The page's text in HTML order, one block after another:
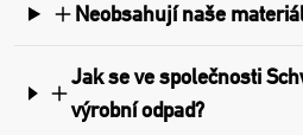
Neobsahují naše
Jak se ve společnosti
výrobní odpad?